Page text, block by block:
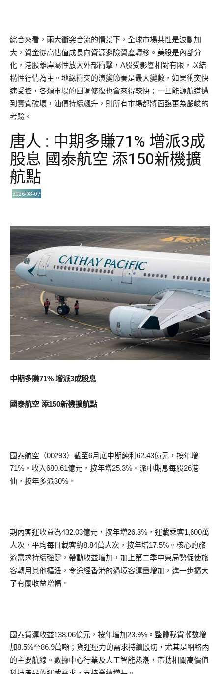
綜合來看，兩大衝突合流的情景下，全球市場共性是波動加
大，資金從高估值成長向資源避險資產轉移。美股是內部分
化，港股離岸屬性放大外部衝擊，A股受影響相對有限，以結
構性行情為主。地緣衝突的演變節奏是最大變數，如果衝突快
速受控，各類市場的回調修復也會來得較快；一旦能源航道遭
到實質破壞，油價持續飆升，則所有市場都將面臨更為嚴峻的
考驗。
唐人 : 中期多賺71% 增派3成
股息 國泰航空 添150新機擴
航點
2026-08-07
中期多賺71% 增派3成股息
國泰航空 添150新機擴航點
國泰航空（00293）截至6月底中期純利62.43億元，按年增
71%。收入680.61億元，按年增25.3%。派中期息每股26港
仙，按年多派30%。
期內客運收益為432.03億元，按年增26.3%，運載乘客1,600萬
人次，平均每日載客約8.84萬人次，按年增17.5%。核心的旅
遊需求持續強健，帶動收益增加，加上第二季中東局勢促使旅
客轉用其他樞紐，令途經香港的過境客運量增加，進一步擴大
了有關收益增幅。
國泰貨運收益138.06億元，按年增加23.9%。整體載貨噸數增
加8.5%至86.9萬噸；貨運運力的需求持續殷切，尤其是網絡內
的主要航線。數據中心行業及人工智能熱潮，帶動相關高價值